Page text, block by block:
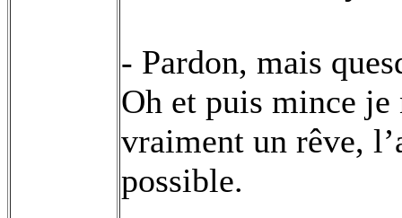
- Pardon, mais
Oh et puis mince
vraiment un rêve,
possible.